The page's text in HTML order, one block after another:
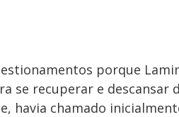
porque
se recuperar e descansar
havia chamado